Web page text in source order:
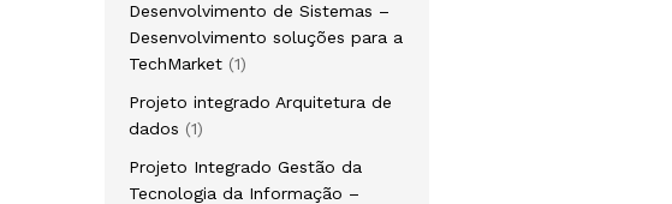
Desenvolvimento de Sistemas –
Desenvolvimento soluções para a
TechMarket
1
Projeto integrado Arquitetura de
dados
1
Projeto Integrado Gestão da
Tecnologia da Informação –